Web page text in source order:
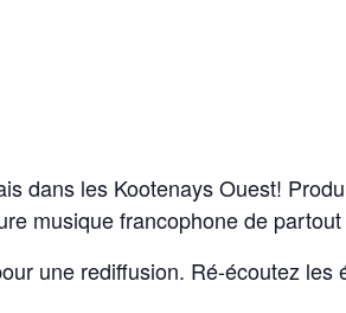
dans les Kootenays Ouest!
musique francophone de
une rediffusion. Ré-écoutez les